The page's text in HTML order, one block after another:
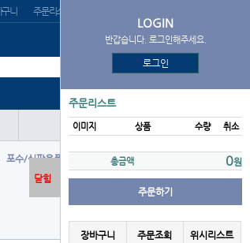
니 주문리스트
포수/심판용품 Wilson
LOGIN
반갑습니다. 로그인해주세요.
로그인
주문리스트
이미지 상품 수량 취소
총금액 0원
주문하기
장바구니 주문조회 위시리스트
닫힘